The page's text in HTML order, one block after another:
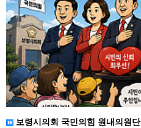
보령시의회 국민의힘 원내의원단